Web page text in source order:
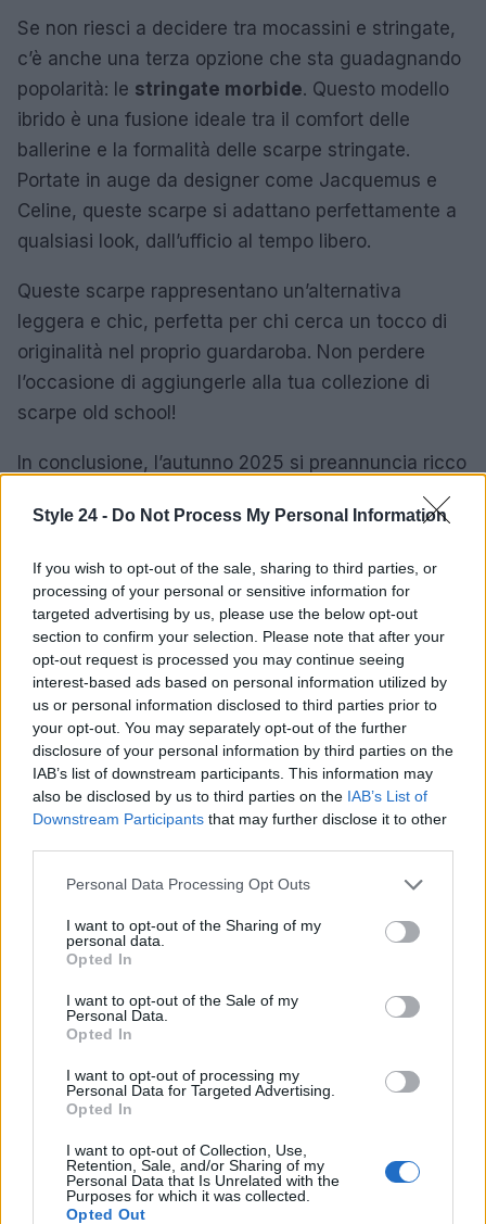
Style 24 - Do Not Process My Personal Information
If you wish to opt-out of the sale, sharing to third parties, or
processing of your personal or sensitive information for
targeted advertising by us, please use the below opt-out
section to confirm your selection. Please note that after your
opt-out request is processed you may continue seeing
interest-based ads based on personal information utilized by
us or personal information disclosed to third parties prior to
your opt-out. You may separately opt-out of the further
disclosure of your personal information by third parties on the
IAB’s list of downstream participants. This information may
also be disclosed by us to third parties on the IAB’s List of
Downstream Participants that may further disclose it to other
Please note that this website/app uses one or more Google
not limited to your visit or usage behaviour. You may click to
grant or deny consent to Google and its third-party tags to
use your data for below specified purposes in below Google
consent section.
Personal Data Processing Opt Outs
I want to opt-out of the Sharing of my
personal data.
Opted In
I want to opt-out of the Sale of my
Personal Data.
Opted In
I want to opt-out of processing my
Personal Data for Targeted Advertising.
Opted In
I want to opt-out of Collection, Use,
Retention, Sale, and/or Sharing of my
Personal Data that Is Unrelated with the
Purposes for which it was collected.
Opted Out
Se non riesci a decidere tra mocassini e stringate,
c’è anche una terza opzione che sta guadagnando
popolarità: le stringate morbide. Questo modello
ibrido è una fusione ideale tra il comfort delle
ballerine e la formalità delle scarpe stringate.
Portate in auge da designer come Jacquemus e
Celine, queste scarpe si adattano perfettamente a
qualsiasi look, dall’ufficio al tempo libero.
Queste scarpe rappresentano un’alternativa
leggera e chic, perfetta per chi cerca un tocco di
originalità nel proprio guardaroba. Non perdere
l’occasione di aggiungerle alla tua collezione di
scarpe old school!
In conclusione, l’autunno 2025 si preannuncia ricco
Scegli i modelli che più ti rappresentano e preparati
scarpa old school preferita?Condividi con noi nei
commenti e preparati a essere al centro
dell’attenzione! ✨
AUTORE
Staff